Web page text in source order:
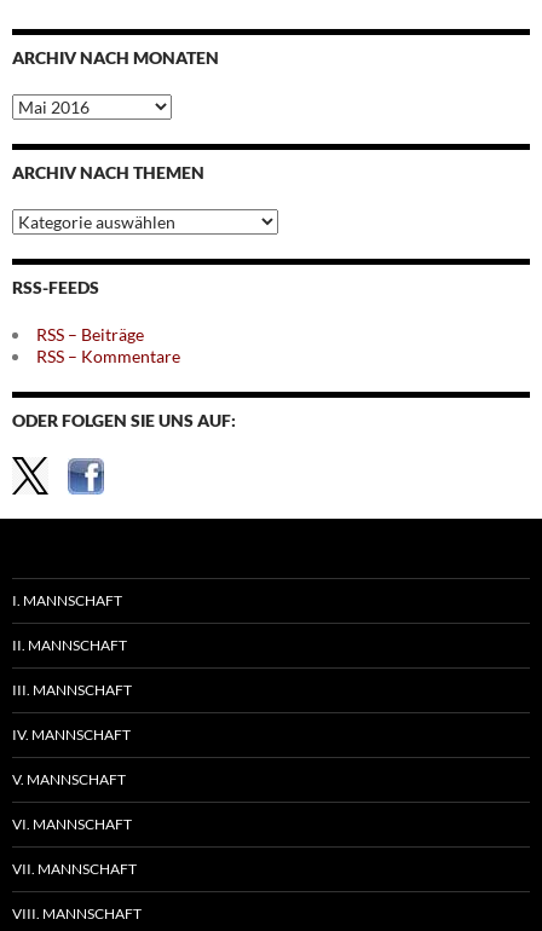
ARCHIV NACH MONATEN
Archiv
nach
Monaten
ARCHIV NACH THEMEN
Archiv
nach
Themen
RSS-FEEDS
RSS – Beiträge
RSS – Kommentare
ODER FOLGEN SIE UNS AUF:
I. MANNSCHAFT
II. MANNSCHAFT
III. MANNSCHAFT
IV. MANNSCHAFT
V. MANNSCHAFT
VI. MANNSCHAFT
VII. MANNSCHAFT
VIII. MANNSCHAFT